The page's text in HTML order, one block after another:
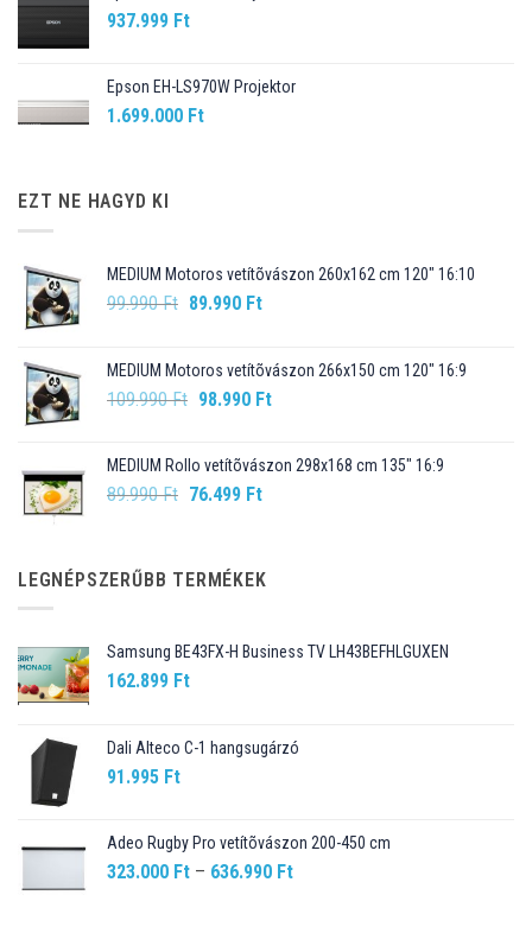
937.999 Ft
Epson EH-LS970W Projektor
1.699.000 Ft
EZT NE HAGYD KI
MEDIUM Motoros vetítõvászon 260x162 cm 120" 16:10
99.990Ft Original
99.990 Ft.
89.990 FtCurrent
89.990 Ft.
MEDIUM Motoros vetítõvászon 266x150 cm 120" 16:9
109.990Ft Original
109.990 Ft.
98.990 FtCurrent
98.990 Ft.
MEDIUM Rollo vetítõvászon 298x168 cm 135" 16:9
89.990Ft Original
89.990 Ft.
76.499 FtCurrent
76.499 Ft.
LEGNÉPSZERŰBB TERMÉKEK
Samsung BE43FX-H Business TV LH43BEFHLGUXEN
162.899 Ft
Dali Alteco C-1 hangsugárzó
91.995 Ft
Adeo Rugby Pro vetítõvászon 200-450 cm
323.000 Ft – 636.990 FtÁrtartomány: